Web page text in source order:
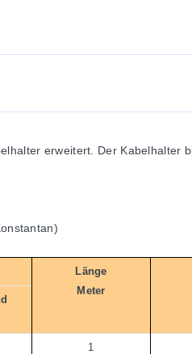
erweitert. Der Kabelhalter
Länge
Meter
1